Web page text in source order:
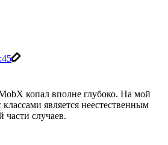
копал вполне глубоко. На мой
является неестественным
случаев.